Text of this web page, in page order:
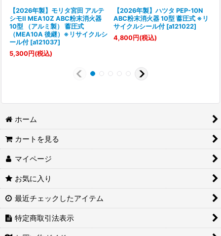
【2026年製】モリタ宮田 アルテ
シモII MEA10Z ABC粉末消火器
10型 （アルミ製） 蓄圧式
（MEA10A 後継）※リサイクルシ
ール付 [a121037]
5,300円 (税込)
【2026年製】ハツタ PEP-10N
ABC粉末消火器 10型 蓄圧式 ※リ
サイクルシール付 [a121022]
4,800円 (税込)
ホーム
カートを見る
マイページ
お気に入り
最近チェックしたアイテム
特定商取引法表示